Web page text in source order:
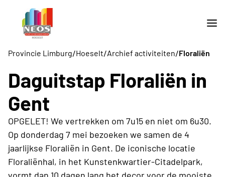
Provincie Limburg/Hoeselt/Archief activiteiten/Floraliën
Daguitstap Floraliën in
Gent
OPGELET! We vertrekken om 7u15 en niet om 6u30.
Op donderdag 7 mei bezoeken we samen de 4
jaarlijkse Floraliën in Gent. De iconische locatie
Floraliënhal, in het Kunstenkwartier-Citadelpark,